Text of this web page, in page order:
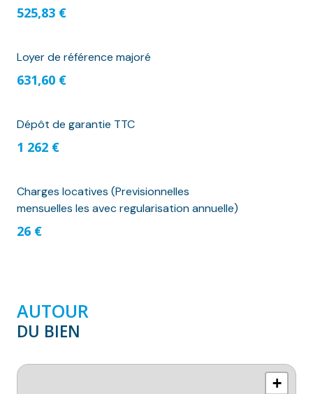
525,83 €
Loyer de référence majoré
631,60 €
Dépôt de garantie TTC
1 262 €
Charges locatives (Previsionnelles
mensuelles les avec regularisation annuelle)
26 €
AUTOUR
DU BIEN
+